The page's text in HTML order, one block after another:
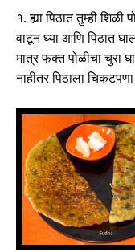
१.ह्या पिठात तुम्ही शिळी
वाटून घ्या आणि पिठात
मात्र फक्त पोळीचा चुरा
नाहीतर पिठाला